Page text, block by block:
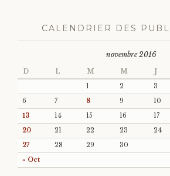
CALENDRIER DES
novembre 2016
D L M M J
« Oct
1 2 3
6
7 8 9 10
13
14 15 16 17
20
21 22 23 24
27
28 29 30